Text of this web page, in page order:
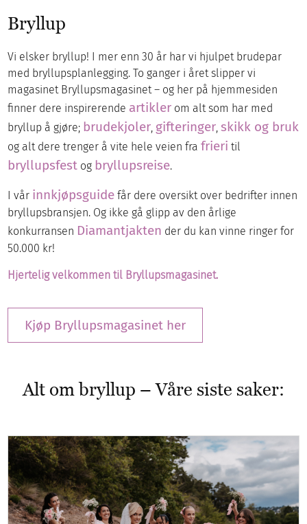
Bryllup
Vi elsker bryllup! I mer enn 30 år har vi hjulpet brudepar
med bryllupsplanlegging. To ganger i året slipper vi
magasinet Bryllupsmagasinet – og her på hjemmesiden
finner dere inspirerende artikler om alt som har med
bryllup å gjøre; brudekjoler gifteringer ,skikk og bruk
og alt dere trenger å vite hele veien frafrieri til
bryllupsfest og bryllupsreise.
I vår innkjøpsguide får dere oversikt over bedrifter innen
bryllupsbransjen. Og ikke gå glipp av den årlige
konkurransen Diamantjakten der du kan vinne ringer for
50.000 kr!
Hjertelig velkommen til Bryllupsmagasinet.
Kjøp Bryllupsmagasinet her
Alt om bryllup – Våre siste saker: